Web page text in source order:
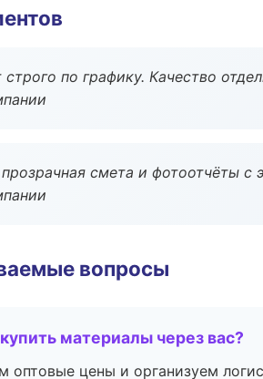
строго по графику. Качество
смета и фотоотчёты с
вопросы
материалы через вас?
оптовые цены и организуем